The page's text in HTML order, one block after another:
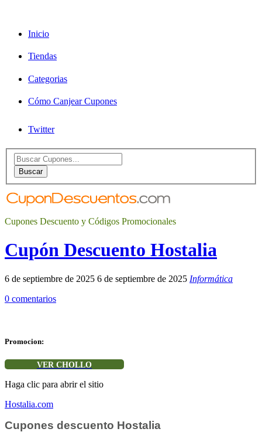
Inicio
Tiendas
Categorias
Cómo Canjear Cupones
Twitter
Search
for:Buscar
Cupones Descuento y Códigos Promocionales
Cupón Descuento Hostalia
6 de septiembre de 2025 6 de septiembre de 2025 Informática
0 comentarios
Promocion:
VER CHOLLO
Haga clic para abrir el sitio
Hostalia.com
Cupones descuento Hostalia